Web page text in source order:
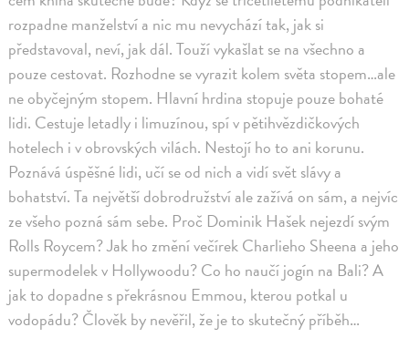
rozpadne manželství a nic mu nevychází tak, jak si
představoval, neví, jak dál. Touží vykašlat se na všechno a
pouze cestovat. Rozhodne se vyrazit kolem světa stopem…ale
ne obyčejným stopem. Hlavní hrdina stopuje pouze bohaté
lidi. Cestuje letadly i limuzínou, spí v pětihvězdičkových
hotelech i v obrovských vilách. Nestojí ho to ani korunu.
Poznává úspěšné lidi, učí se od nich a vidí svět slávy a
bohatství. Ta největší dobrodružství ale zažívá on sám, a nejvíc
ze všeho pozná sám sebe. Proč Dominik Hašek nejezdí svým
Rolls Roycem? Jak ho změní večírek Charlieho Sheena a jeho
supermodelek v Hollywoodu? Co ho naučí jogín na Bali? A
jak to dopadne s překrásnou Emmou, kterou potkal u
vodopádu? Člověk by nevěřil, že je to skutečný příběh…